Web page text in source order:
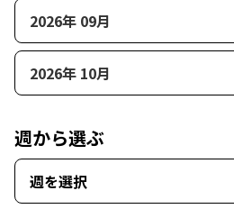
2026年 09月
2026年 10月
週から選ぶ
週を選択